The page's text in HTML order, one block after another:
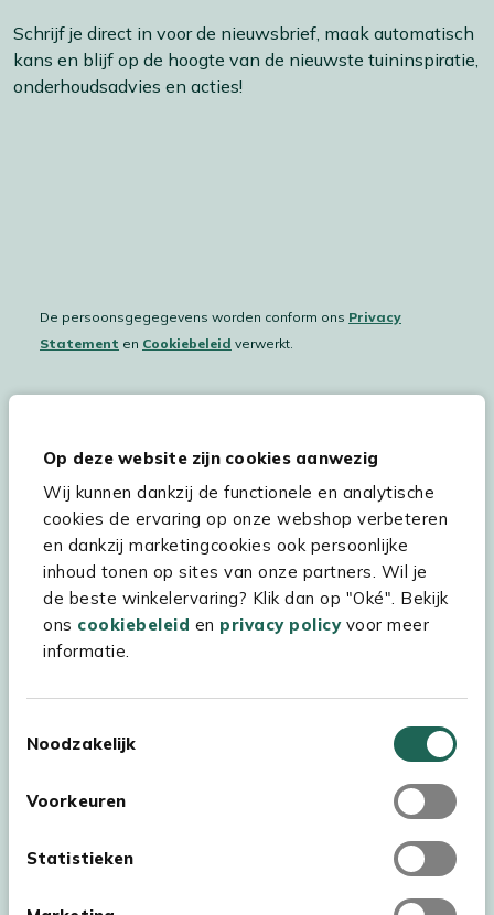
Op deze website zijn cookies aanwezig
Wij kunnen dankzij de functionele en analytische
cookies de ervaring op onze webshop verbeteren
en dankzij marketingcookies ook persoonlijke
inhoud tonen op sites van onze partners. Wil je
de beste winkelervaring? Klik dan op "Oké". Bekijk
ons cookiebeleid en privacy policyvoor meer
informatie.
Noodzakelijk
Voorkeuren
Statistieken
Schrijf je direct in voor de nieuwsbrief, maak automatisch
kans en blijf op de hoogte van de nieuwste tuininspiratie,
onderhoudsadvies en acties!
De persoonsgegegevens worden conform ons Privacy
Statement en Cookiebeleid verwerkt.
Hulp & service
Assortiment
Kees Smit Tuinmeubelen
Experience Stores XXL